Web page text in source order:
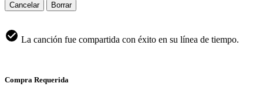
Cancelar Borrar
La canción fue compartida con éxito en su línea de tiempo.
Compra Requerida